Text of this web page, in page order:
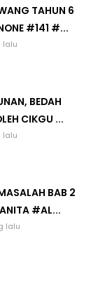
TAHUN 6
#141 #...
lalu
BEDAH
CIKGU ...
lalu
BAB 2
#AL...
lalu